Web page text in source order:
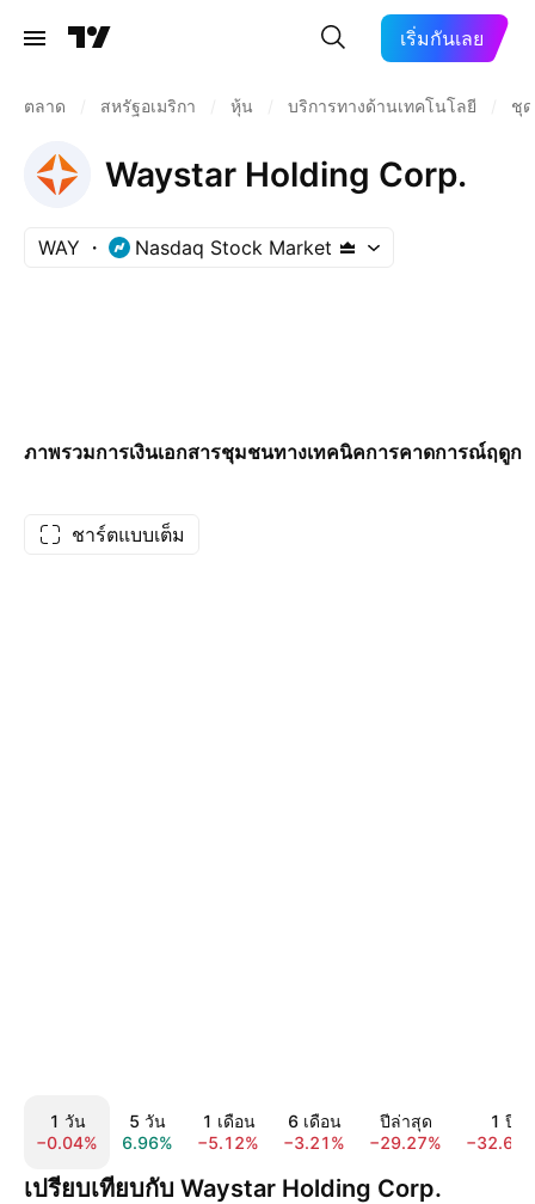
เริ่มกันเลย
ตลาด สหรัฐอเมริกา หุ้น บริการทางด้านเทคโนโลยี ชุ
Waystar Holding Corp.
WAY Nasdaq Stock Market
ภาพรวมการเงินเอกสารชุมชนทางเทคนิคการคาดการณ์ฤดูก
ชาร์ตแบบเต็ม
1 วัน
−0.04%
5 วัน
6.96%
1 เดือน
−5.12%
6 เดือน
−3.21%
ปีล่าสุด
−29.27%
1 ปี
เปรียบเทียบกับ Waystar Holding Corp.